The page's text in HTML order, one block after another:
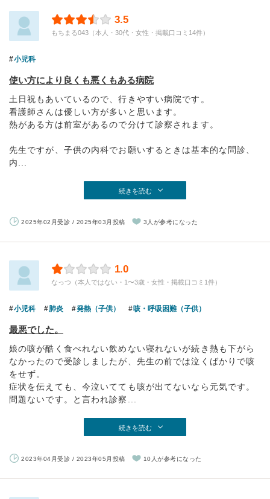
3.5
もちまる043（本人・30代・女性・掲載口コミ14件）
小児科
使い方により良くも悪くもある病院
土日祝もあいているので、行きやすい病院です。
看護師さんは優しい方が多いと思います。
熱がある方は前室があるので分けて診察されます。
先生ですが、子供の内科でお願いするときは基本的な問診、
内...
続きを読む
2025年02月受診 / 2025年03月投稿 3人が参考になった
1.0
なっつ（本人ではない・1〜3歳・女性・掲載口コミ1件）
小児科 肺炎 発熱（子供） 咳・呼吸困難（子供）
最悪でした。
娘の咳が酷く食べれない飲めない寝れないが続き熱も下がら
なかったので受診しましたが、先生の前では泣くばかりで咳
をせず。
症状を伝えても、今泣いてても咳が出てないなら元気です。
問題ないです。と言われ診察...
続きを読む
2023年04月受診 / 2023年05月投稿 10人が参考になった